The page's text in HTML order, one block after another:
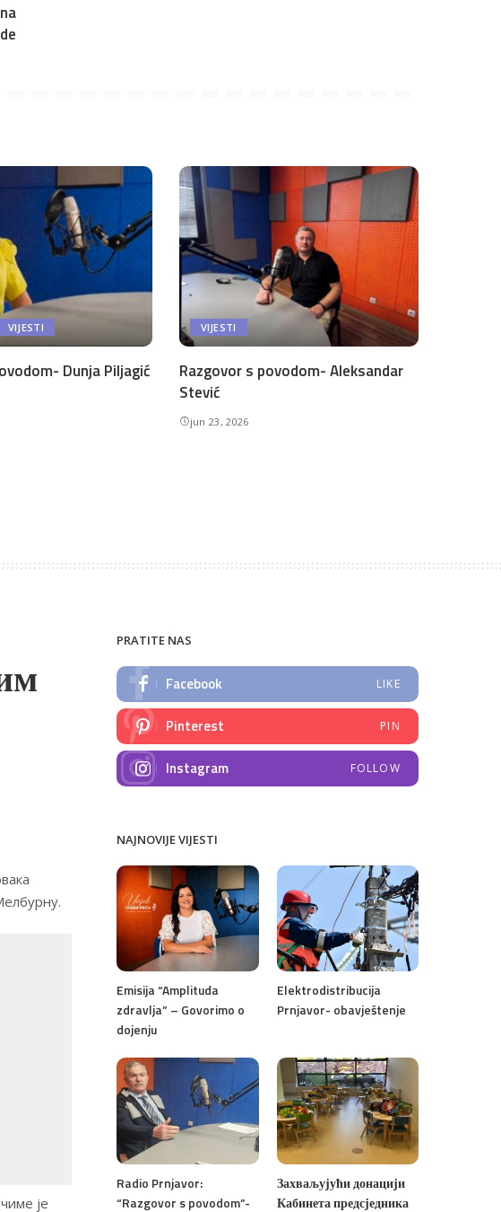
VIJESTI
Dunja Piljagić
VIJESTI
Razgovor s povodom- Aleksandar
Stević
jun 23, 2026
је
PRATITE NAS
Facebook LIKE
Pinterest PIN
Instagram FOLLOW
NAJNOVIJE VIJESTI
Emisija “Amplituda
zdravlja” – Govorimo o
dojenju
Elektrodistribucija
Prnjavor- obavještenje
Radio Prnjavor:
“Razgovor s povodom”-
Захваљујући донацији
Кабинета предсједника